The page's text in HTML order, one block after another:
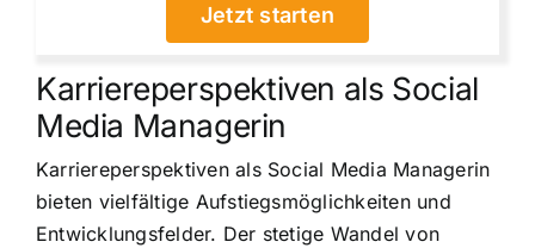
Jetzt starten
Karriereperspektiven als Social
Media Managerin
Karriereperspektiven als Social Media Managerin
bieten vielfältige Aufstiegsmöglichkeiten und
Entwicklungsfelder. Der stetige Wandel von